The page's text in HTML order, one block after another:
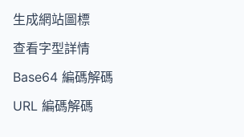
生成網站圖標
查看字型詳情
Base64 編碼解碼
URL 編碼解碼